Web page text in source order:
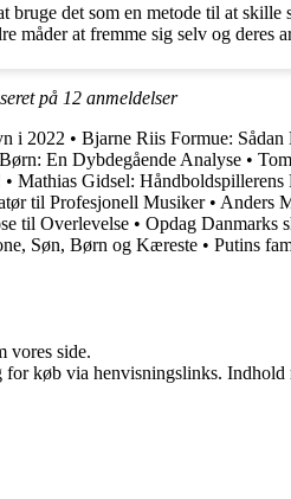
det som en metode til at
måder at fremme sig selv og deres
på 12 anmeldelser
i 2022 • Bjarne Riis Formue:
En Dybdegående Analyse •
• Mathias Gidsel:
til Profesjonell Musiker• Anders
til Overlevelse • Opdag Danmarks
Søn, Børn og Kæreste • Putins
vores side.
køb via henvisningslinks. Indhold